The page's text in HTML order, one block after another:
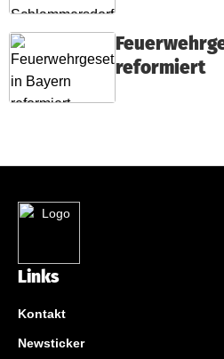
reformiert
Links
Kontakt
Newsticker